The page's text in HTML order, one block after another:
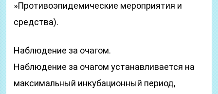
»Противоэпидемические мероприятия и
средства).
Наблюдение за очагом.
Наблюдение за очагом устанавливается на
максимальный инкубационный период,